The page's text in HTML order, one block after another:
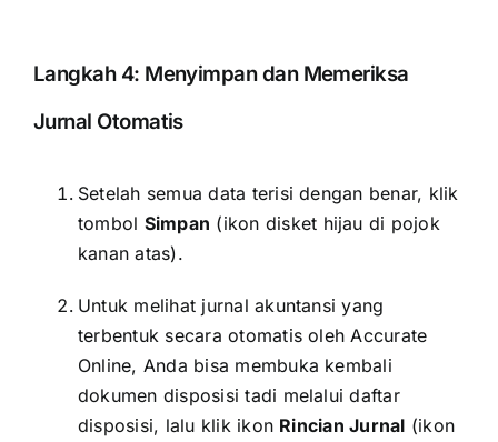
Langkah 4: Menyimpan dan Memeriksa
Jurnal Otomatis
Setelah semua data terisi dengan benar, klik
tombol Simpan (ikon disket hijau di pojok
kanan atas).
Untuk melihat jurnal akuntansi yang
terbentuk secara otomatis oleh Accurate
Online, Anda bisa membuka kembali
dokumen disposisi tadi melalui daftar
disposisi, lalu klik ikon Rincian Jurnal (ikon